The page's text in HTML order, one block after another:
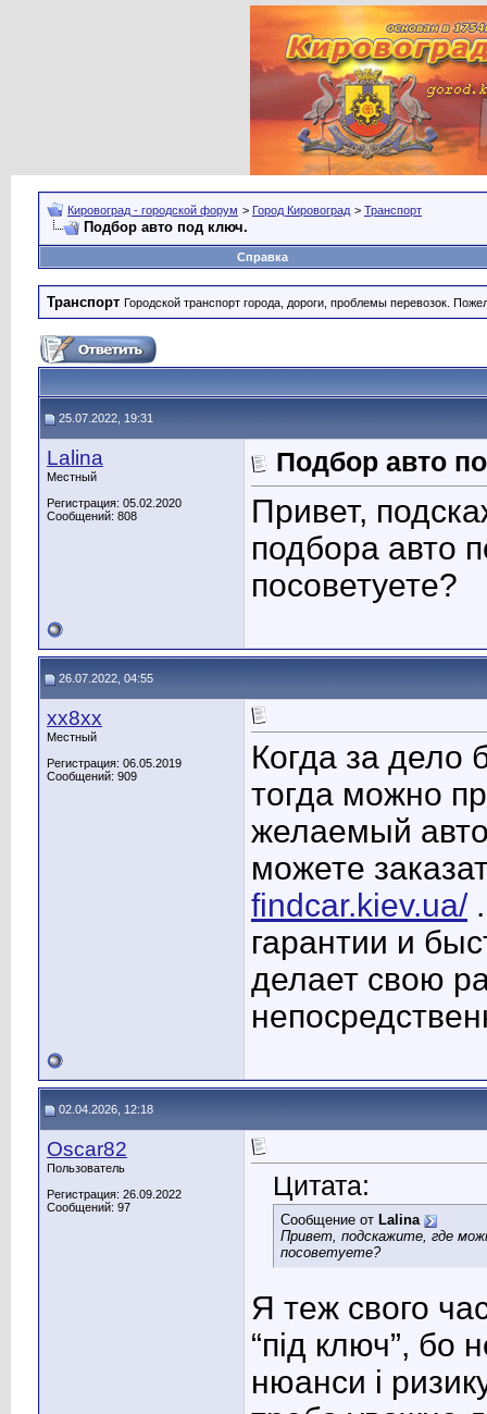
Кировоград - городской форум > Город Кировоград > Транспорт
Подбор авто под ключ.
Справка
Транспорт Городской транспорт города, дороги, проблемы перевозок.
25.07.2022, 19:31
Lalina
Местный
Регистрация: 05.02.2020
Сообщений: 808
Подбор авто
Привет,
подбора авто
посоветуете?
26.07.2022, 04:55
хх8хх
Местный
Регистрация: 06.05.2019
Сообщений: 909
Когда за дело
тогда можно
желаемый
можете
findcar.kiev.ua/.
гарантии и
делает свою
02.04.2026, 12:18
Oscar82
Пользователь
Регистрация: 26.09.2022
Сообщений: 97
Цитата:
Сообщение от Lalina
Привет, подскажите, где
посоветуете?
Я теж свого
“під ключ”, бо
нюанси і